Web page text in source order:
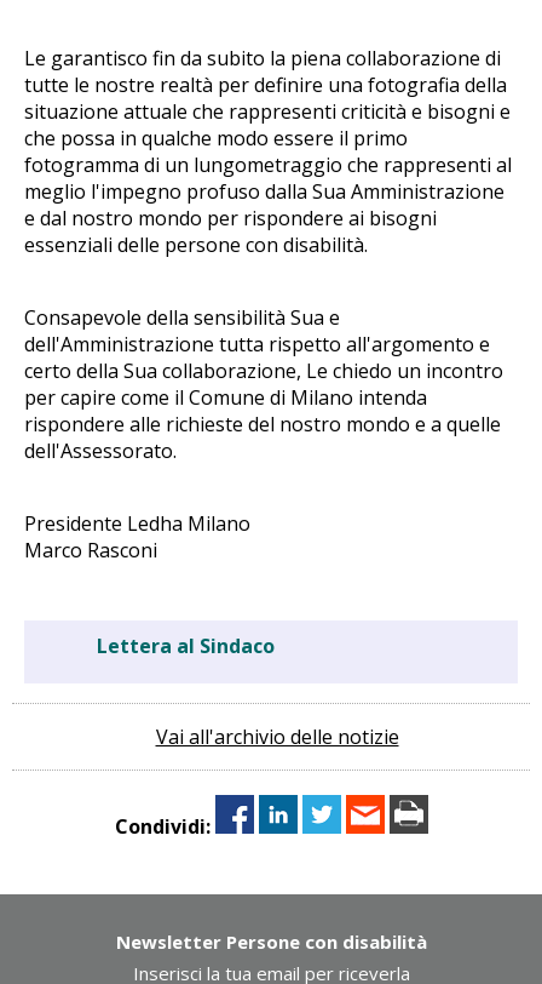
Le garantisco fin da subito la piena collaborazione di
tutte le nostre realtà per definire una fotografia della
situazione attuale che rappresenti criticità e bisogni e
che possa in qualche modo essere il primo
fotogramma di un lungometraggio che rappresenti al
meglio l'impegno profuso dalla Sua Amministrazione
e dal nostro mondo per rispondere ai bisogni
essenziali delle persone con disabilità.
Consapevole della sensibilità Sua e
dell'Amministrazione tutta rispetto all'argomento e
certo della Sua collaborazione, Le chiedo un incontro
per capire come il Comune di Milano intenda
rispondere alle richieste del nostro mondo e a quelle
dell'Assessorato.
Presidente Ledha Milano
Marco Rasconi
Lettera al Sindaco
Vai all'archivio delle notizie
Condividi:
Newsletter Persone con disabilità
Inserisci la tua email per riceverla